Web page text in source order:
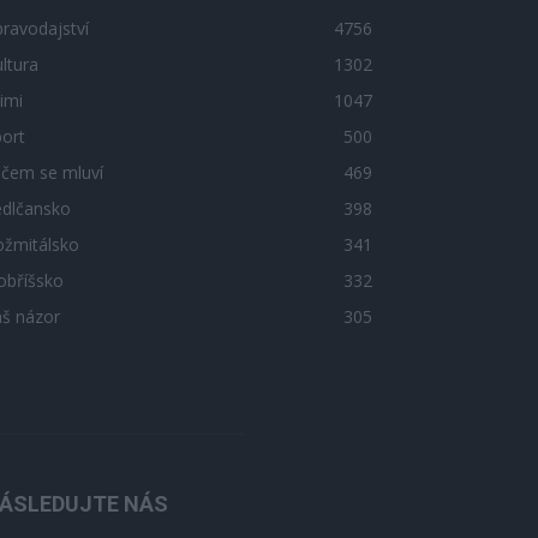
4756
1302
1047
500
se mluví
469
398
341
332
názor
305
NÁS